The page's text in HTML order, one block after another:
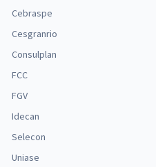
Cebraspe
Cesgranrio
Consulplan
FCC
FGV
Idecan
Selecon
Uniase